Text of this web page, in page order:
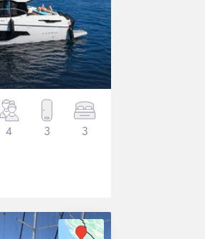
4 3 3